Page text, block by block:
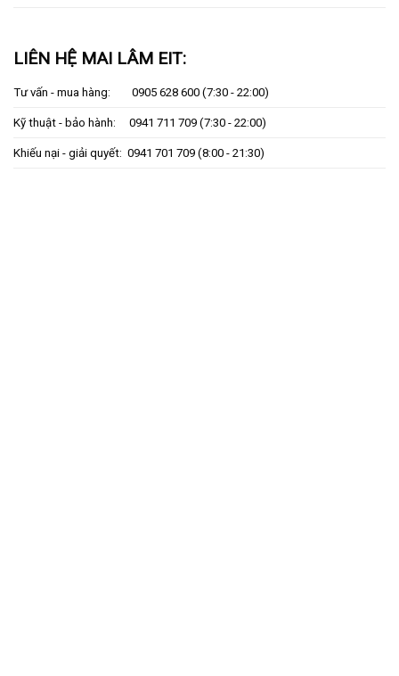
LIÊN HỆ MAI LÂM EIT:
Tư vấn - mua hàng: 0905 628 600 (7:30 - 22:00)
Kỹ thuật - bảo hành: 0941 711 709 (7:30 - 22:00)
Khiếu nại - giải quyết: 0941 701 709 (8:00 - 21:30)